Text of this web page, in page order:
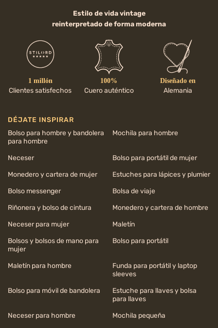
Estilo de vida vintage
reinterpretado de forma moderna
1 millón
Clientes satisfechos
100%
Cuero auténtico
Diseñado en
Alemania
DÉJATE INSPIRAR
Bolso para hombre y bandolera
para hombre
Mochila para hombre
Neceser
Bolso para portátil de mujer
Monedero y cartera de mujer
Estuches para lápices y plumier
Bolso messenger
Bolsa de viaje
Riñonera y bolso de cintura
Monedero y cartera de hombre
Neceser para mujer
Maletín
Bolsos y bolsos de mano para
mujer
Bolso para portátil
Maletín para hombre
Funda para portátil y laptop
sleeves
Bolso para móvil de bandolera
Estuche para llaves y bolsa
para llaves
Neceser para hombre
Mochila pequeña